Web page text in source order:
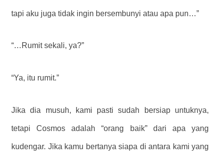
tapi aku juga tidak ingin bersembunyi atau apa pun…”
“…Rumit sekali, ya?”
“Ya, itu rumit.”
Jika dia musuh, kami pasti sudah bersiap untuknya,
tetapi Cosmos adalah “orang baik” dari apa yang
kudengar. Jika kamu bertanya siapa di antara kami yang